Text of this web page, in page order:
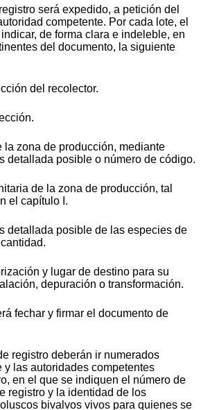
será expedido, a petición del
competente. Por cada lote, el
de forma clara e indeleble, en
del documento, la siguiente
del recolector.
la zona de producción, mediante
detallada posible o número de código.
de la zona de producción, tal
el capítulo I.
detallada posible de las especies de
y lugar de destino para su
depuración o transformación.
fechar y firmar el documento de
registro deberán ir numerados
y las autoridades competentes
en el que se indiquen el número de
registro y la identidad de los
bivalvos vivos para quienes se